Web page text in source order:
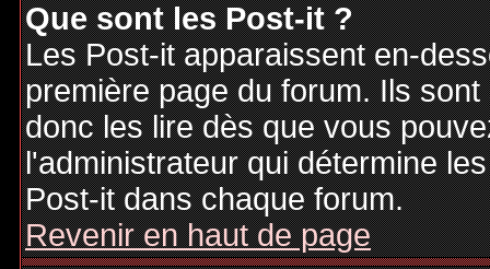
Que sont les Post-it ?
Les Post-it apparaissent en-
première page du forum. Ils
donc les lire dès que vous
l'administrateur qui détermine
Post-it dans chaque forum.
Revenir en haut de page